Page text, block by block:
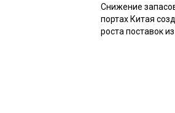
Снижение
портах Китая
роста поставок